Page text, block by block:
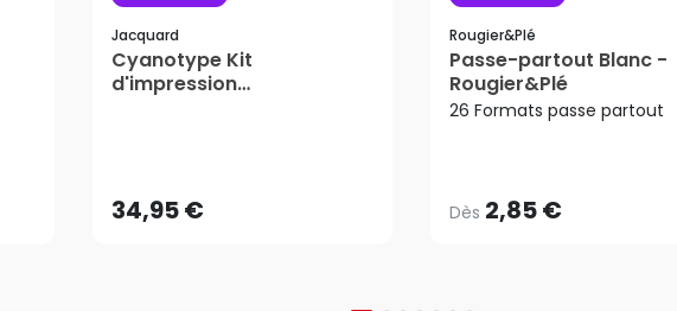
Jacquard
Cyanotype Kit
d'impression
34,95 €AJOUTER AU PANIER
Rougier&plé
Passe-partout Blanc -
Rougier&Plé
26 Formats passe partout
Dès 2,85 €
2,85 €